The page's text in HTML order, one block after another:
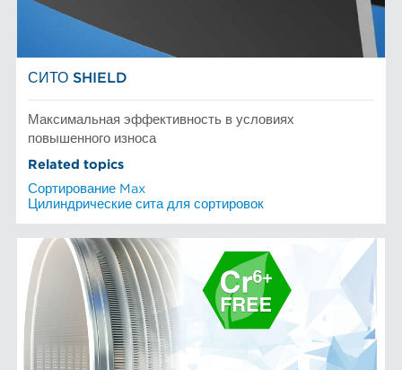
СИТО SHIELD
Максимальная эффективность в условиях
повышенного износа
Related topics
Сортирование Max
Цилиндрические сита для сортировок